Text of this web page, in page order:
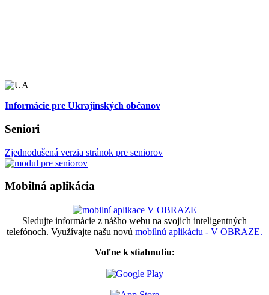
Informácie pre Ukrajinských občanov
Seniori
Zjednodušená verzia stránok pre seniorov
Mobilná aplikácia
Sledujte informácie z nášho webu na svojich inteligentných
telefónoch. Využívajte našu novú mobilnú aplikáciu - V OBRAZE.
Voľne k stiahnutiu: